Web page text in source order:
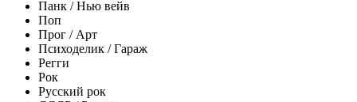
Панк / Нью вейв
Поп
Прог / Арт
Психоделик / Гараж
Регги
Рок
Русский рок